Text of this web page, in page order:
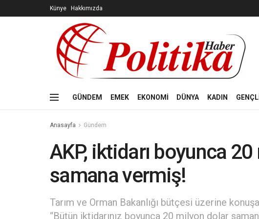
Künye Hakkımızda
GÜNDEM EMEK EKONOMİ DÜNYA KADIN
Anasayfa Gündem
AKP, iktidarı boyunca
samana vermiş!
Tarım ve Orman Bakanlığı bütçesi üzerine
“Bütün iktidarınız boyunca 20 milyon dolar